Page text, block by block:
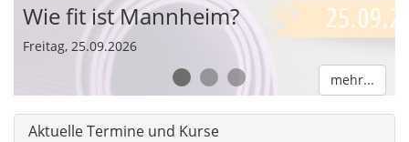
Wie fit ist Mannheim?
Freitag, 25.09.2026
mehr...
Aktuelle Termine und Kurse